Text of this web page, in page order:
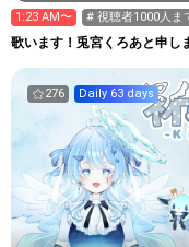
1:23 AM〜 # 視聴者1000人ま
歌います！兎宮くろあと申し
276 Daily 63 days